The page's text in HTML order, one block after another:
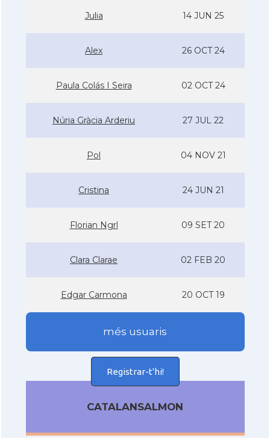
Julia 14 JUN 25
Alex 26 OCT 24
Paula Colás I Seira 02 OCT 24
Núria Gràcia Arderiu 27 JUL 22
Pol 04 NOV 21
Cristina 24 JUN 21
Florian Ngrl 09 SET 20
Clara Clarae 02 FEB 20
Edgar Carmona 20 OCT 19
més usuaris
Registrar-t'hi!
CATALANSALMON